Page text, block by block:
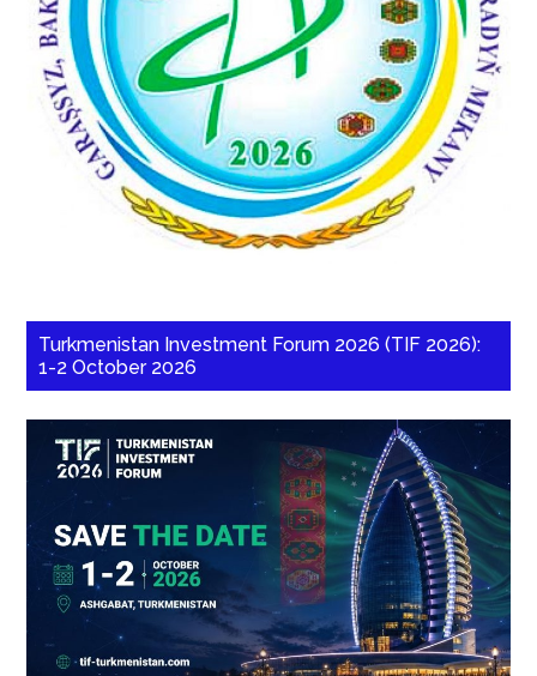
Turkmenistan Investment Forum 2026 (TIF 2026):
1-2 October 2026